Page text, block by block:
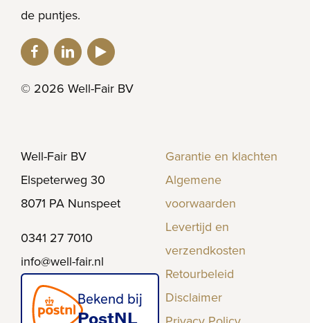
de puntjes.
© 2026 Well-Fair BV
Well-Fair BV
Elspeterweg 30
8071 PA Nunspeet
0341 27 7010
info@well-fair.nl
Garantie en klachten
Algemene
voorwaarden
Levertijd en
verzendkosten
Retourbeleid
Disclaimer